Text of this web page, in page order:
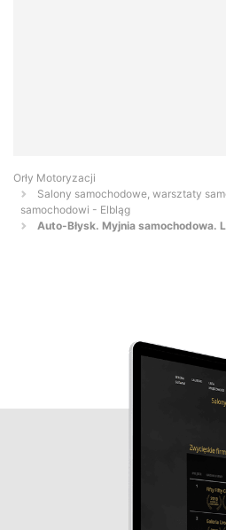
Orły Motoryzacji
Salony samochodowe, warsztaty
samochodowi - Elbląg
Auto-Błysk. Myjnia samochodowa.